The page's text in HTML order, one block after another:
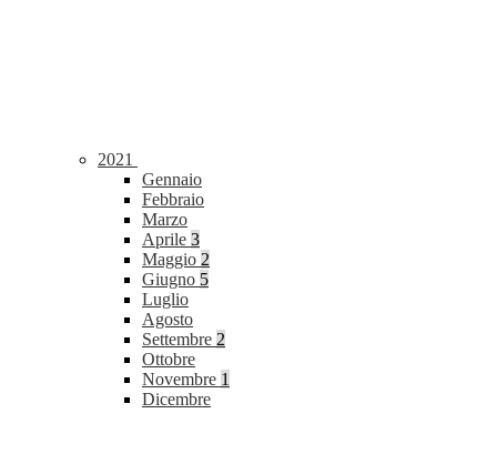
2021
Gennaio
Febbraio
Marzo
Aprile 3
Maggio 2
Giugno 5
Luglio
Agosto
Settembre 2
Ottobre
Novembre 1
Dicembre